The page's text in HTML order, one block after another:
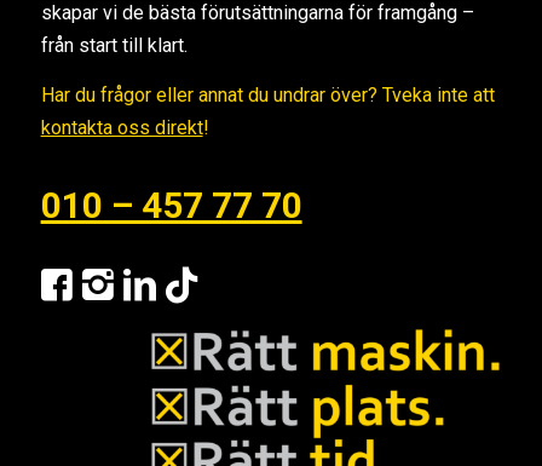
skapar vi de bästa förutsättningarna för framgång –
från start till klart.
Har du frågor eller annat du undrar över? Tveka inte att
kontakta oss direkt!
010 – 457 77 70